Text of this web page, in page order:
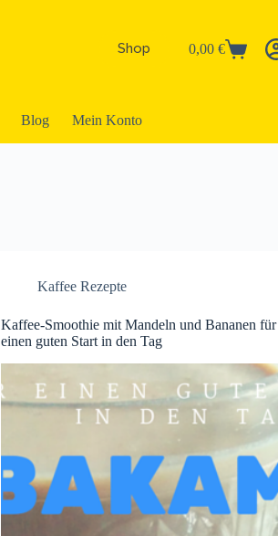
Shop Warenkorb
0,00 €
Blog Mein Konto
Kaffee Rezepte
Kaffee-Smoothie mit Mandeln und Bananen für
einen guten Start in den Tag